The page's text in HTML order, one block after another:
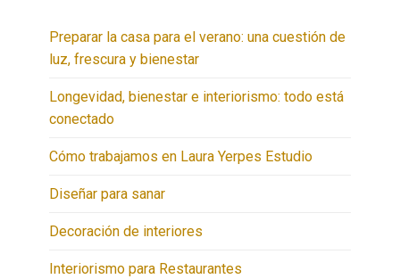
Preparar la casa para el verano: una cuestión de
luz, frescura y bienestar
Longevidad, bienestar e interiorismo: todo está
conectado
Cómo trabajamos en Laura Yerpes Estudio
Diseñar para sanar
Decoración de interiores
Interiorismo para Restaurantes